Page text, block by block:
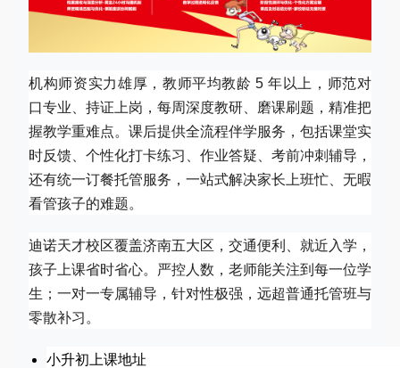
机构师资实力雄厚，教师平均教龄 5 年以上，师范对
口专业、持证上岗，每周深度教研、磨课刷题，精准把
握教学重难点。课后提供全流程伴学服务，包括课堂实
时反馈、个性化打卡练习、作业答疑、考前冲刺辅导，
还有统一订餐托管服务，一站式解决家长上班忙、无暇
看管孩子的难题。
迪诺天才校区覆盖济南五大区，交通便利、就近入学，
孩子上课省时省心。严控人数，老师能关注到每一位学
生；一对一专属辅导，针对性极强，远超普通托管班与
零散补习。
小升初上课地址